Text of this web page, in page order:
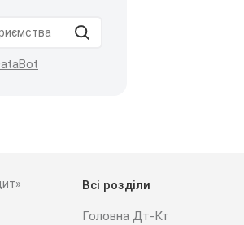
Всі розділи
Головна Дт-Кт